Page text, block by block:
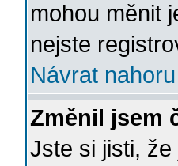
mohou měnit
nejste
Návrat nahoru
Změnil jsem
Jste si jisti,